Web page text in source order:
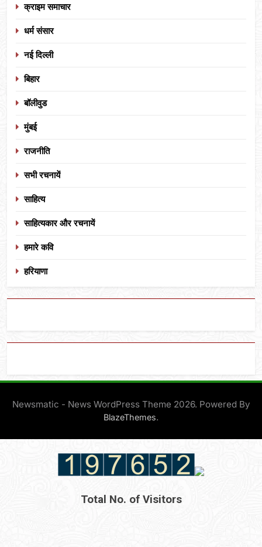
क्राइम समाचार
धर्म संसार
नई दिल्ली
बिहार
बॉलीवुड
मुंबई
राजनीति
सभी रचनायें
साहित्य
साहित्यकार और रचनायें
हमारे कवि
हरियाणा
Newsmatic - News WordPress Theme 2026. Powered By
BlazeThemes.
Total No. of Visitors